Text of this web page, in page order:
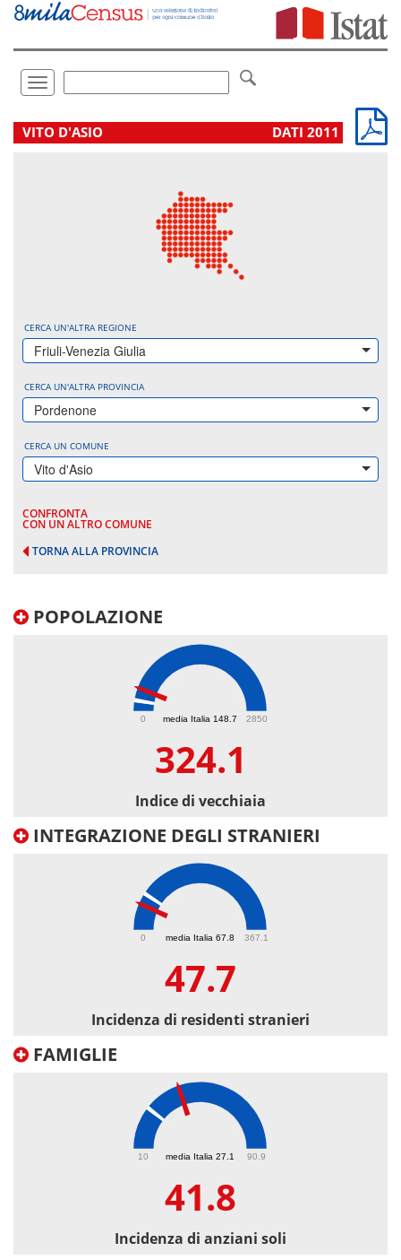
Vai
direttamente
Toggle
navigation
.
VITO D'ASIO DATI 2011
CERCA UN'ALTRA REGIONE
Friuli-Venezia Giulia
CERCA UN'ALTRA PROVINCIA
Pordenone
CERCA UN COMUNE
Vito d'Asio
CONFRONTA
CON UN ALTRO COMUNE
TORNA ALLA PROVINCIA
POPOLAZIONE
media Italia 148.7
0 2850
324.1
Indice di vecchiaia
INTEGRAZIONE DEGLI STRANIERI
media Italia 67.8
0 367.1
47.7
Incidenza di residenti stranieri
FAMIGLIE
media Italia 27.1
10 90.9
41.8
Incidenza di anziani soli